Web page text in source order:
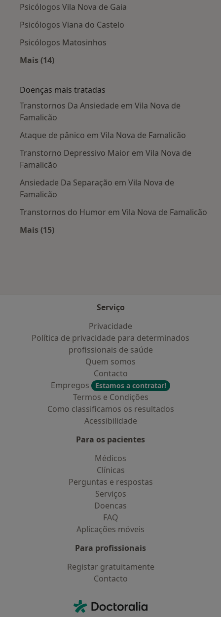
Psicólogos Vila Nova de Gaia
Psicólogos Viana do Castelo
Psicólogos Matosinhos
Mais (14)
Doenças mais tratadas
Transtornos Da Ansiedade em Vila Nova de
Famalicão
Ataque de pânico em Vila Nova de Famalicão
Transtorno Depressivo Maior em Vila Nova de
Famalicão
Ansiedade Da Separação em Vila Nova de
Famalicão
Transtornos do Humor em Vila Nova de Famalicão
Mais (15)
Serviço
Privacidade
Política de privacidade para determinados
profissionais de saúde
Quem somos
Contacto
Empregos
Estamos a contratar!
Termos e Condições
Como classificamos os resultados
Acessibilidade
Para os pacientes
Médicos
Clínicas
Perguntas e respostas
Serviços
Doencas
FAQ
Aplicações móveis
Para profissionais
Registar gratuitamente
Contacto
Doctoralia - Homepage